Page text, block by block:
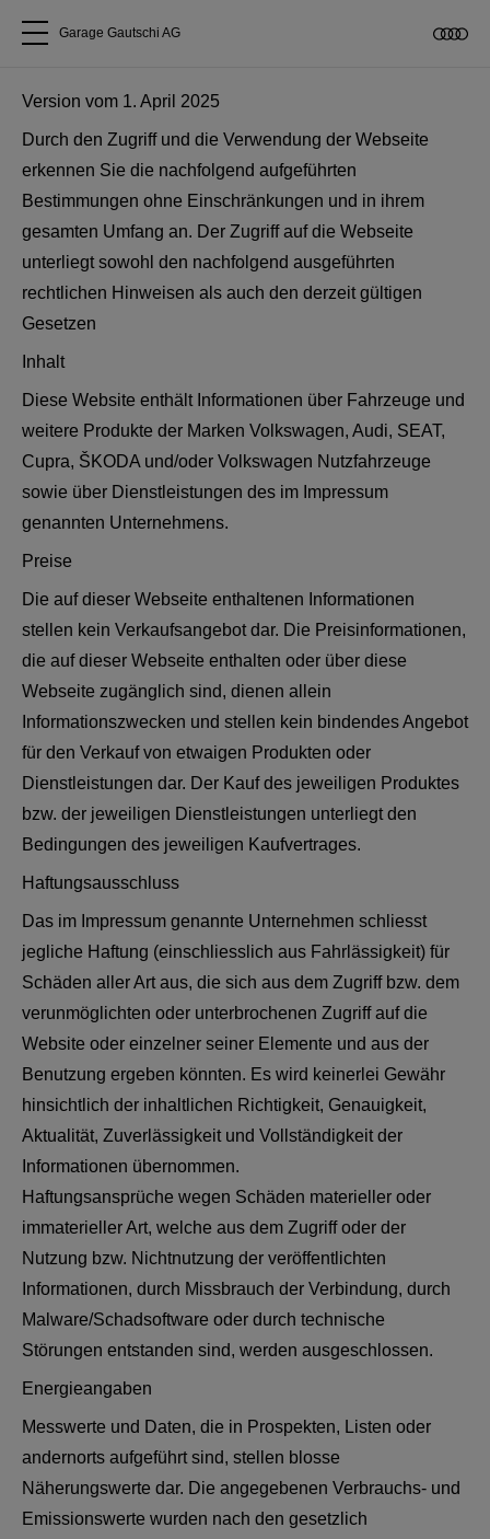
Alle Modelle
Über uns
Audi kaufen
Service & Reparatur
Audi Original Zubehör
Geschäftskunden
Garage Gautschi AG
Version vom 1. April 2025
Durch den Zugriff und die Verwendung der Webseite
erkennen Sie die nachfolgend aufgeführten
Bestimmungen ohne Einschränkungen und in ihrem
gesamten Umfang an. Der Zugriff auf die Webseite
unterliegt sowohl den nachfolgend ausgeführten
rechtlichen Hinweisen als auch den derzeit gültigen
Gesetzen
Inhalt
Diese Website enthält Informationen über Fahrzeuge und
weitere Produkte der Marken Volkswagen, Audi, SEAT,
Cupra, ŠKODA und/oder Volkswagen Nutzfahrzeuge
sowie über Dienstleistungen des im Impressum
genannten Unternehmens.
Preise
Die auf dieser Webseite enthaltenen Informationen
stellen kein Verkaufsangebot dar. Die Preisinformationen,
die auf dieser Webseite enthalten oder über diese
Webseite zugänglich sind, dienen allein
Informationszwecken und stellen kein bindendes Angebot
für den Verkauf von etwaigen Produkten oder
Dienstleistungen dar. Der Kauf des jeweiligen Produktes
bzw. der jeweiligen Dienstleistungen unterliegt den
Bedingungen des jeweiligen Kaufvertrages.
Haftungsausschluss
Das im Impressum genannte Unternehmen schliesst
jegliche Haftung (einschliesslich aus Fahrlässigkeit) für
Schäden aller Art aus, die sich aus dem Zugriff bzw. dem
verunmöglichten oder unterbrochenen Zugriff auf die
Website oder einzelner seiner Elemente und aus der
Benutzung ergeben könnten. Es wird keinerlei Gewähr
hinsichtlich der inhaltlichen Richtigkeit, Genauigkeit,
Aktualität, Zuverlässigkeit und Vollständigkeit der
Informationen übernommen.
Haftungsansprüche wegen Schäden materieller oder
immaterieller Art, welche aus dem Zugriff oder der
Nutzung bzw. Nichtnutzung der veröffentlichten
Informationen, durch Missbrauch der Verbindung, durch
Malware/Schadsoftware oder durch technische
Störungen entstanden sind, werden ausgeschlossen.
Energieangaben
Messwerte und Daten, die in Prospekten, Listen oder
andernorts aufgeführt sind, stellen blosse
Näherungswerte dar. Die angegebenen Verbrauchs- und
Emissionswerte wurden nach den gesetzlich